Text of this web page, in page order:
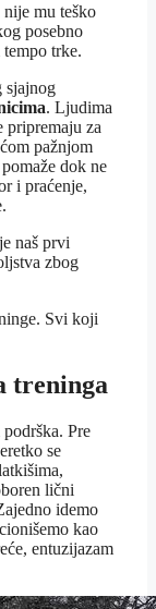
mu teško
posebno
trke.
sjajnog
. Ljudima
za
pažnjom
dok ne
i praćenje,
naš prvi
zbog
Svi koji
treninga
Pre
se
lični
idemo
kao
entuzijazam